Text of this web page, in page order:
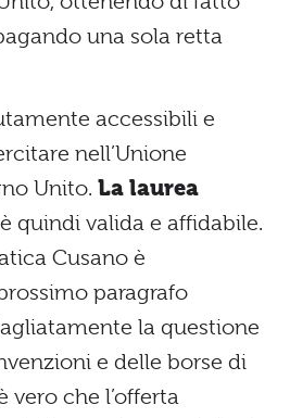
una sola retta
accessibili e
nell’Unione
Unito. La laurea
è quindi valida e affidabile.
Cusano è
paragrafo
la questione
e delle borse di
vero che l’offerta